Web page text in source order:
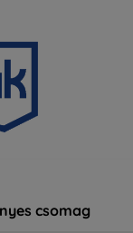
csomag